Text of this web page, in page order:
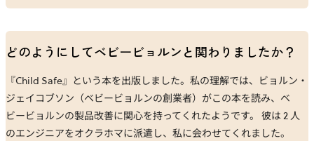
どのようにしてベビービョルンと関わりましたか？
『Child Safe』という本を出版しました。私の理解では、ビョルン・
ジェイコブソン（ベビービョルンの創業者）がこの本を読み、ベ
ビービョルンの製品改善に関心を持ってくれたようです。 彼は 2 人
のエンジニアをオクラホマに派遣し、私に会わせてくれました。